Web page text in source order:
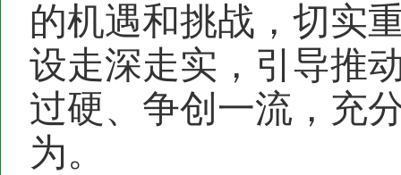
的机遇和挑战，切实
设走深走实，引导推
过硬、争创一流，充
为。